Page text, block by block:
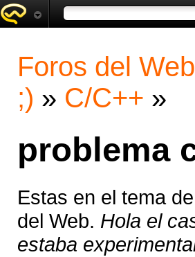
Foros del Web
;) » C/C++ »
problema
Estas en el tema de
del Web. Hola el
estaba